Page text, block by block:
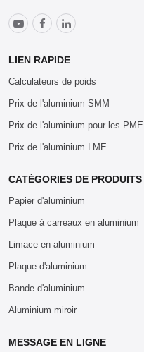
LIEN RAPIDE
Calculateurs de poids
Prix de l'aluminium SMM
Prix de l'aluminium pour les PME
Prix de l'aluminium LME
CATÉGORIES DE PRODUITS
Papier d'aluminium
Plaque à carreaux en aluminium
Limace en aluminium
Plaque d'aluminium
Bande d'aluminium
Aluminium miroir
MESSAGE EN LIGNE